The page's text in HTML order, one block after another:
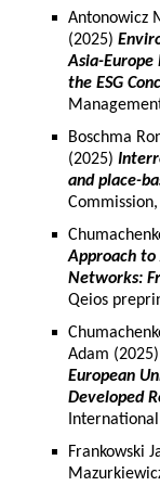
Antonowicz
(2025)
Asia-
the ESG
Boschma
(2025)
and place-
Approach to
Networks:
Qeios
Adam (2025)
European
Developed
Frankowski